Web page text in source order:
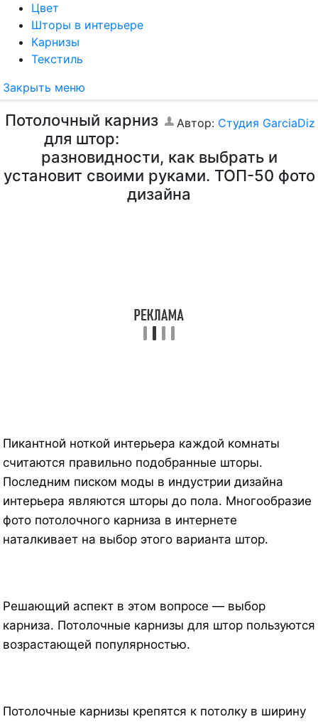
Цвет
Шторы в интерьере
Карнизы
Текстиль
Закрыть меню
Автор: Студия GarciaDiz
Потолочный карниз
для штор:
разновидности, как выбрать и
установит своими руками. ТОП-50 фото
дизайна
Пикантной ноткой интерьера каждой комнаты
считаются правильно подобранные шторы.
Последним писком моды в индустрии дизайна
интерьера являются шторы до пола. Многообразие
фото потолочного карниза в интернете
наталкивает на выбор этого варианта штор.
Решающий аспект в этом вопросе — выбор
карниза. Потолочные карнизы для штор пользуются
возрастающей популярностью.
Потолочные карнизы крепятся к потолку в ширину